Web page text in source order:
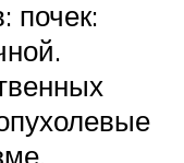
почек: